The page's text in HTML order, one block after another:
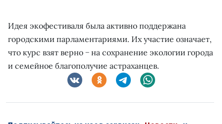
Идея экофестиваля была активно поддержана
городскими парламентариями. Их участие означает,
что курс взят верно − на сохранение экологии города
и семейное благополучие астраханцев.